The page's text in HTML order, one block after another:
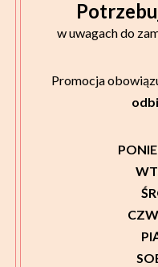
w uwagach do
Promocja